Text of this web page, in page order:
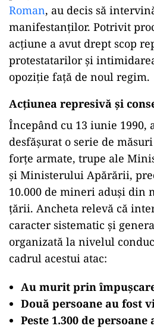
Roman, au decis să
manifestanților. Potrivit
acțiune a avut drept scop
protestatarilor și
opoziție față de noul regim.
Acțiunea represivă și
Începând cu 13 iunie 1990,
desfășurat o serie de
forțe armate, trupe ale
și Ministerului Apărării,
10.000 de mineri aduși din
țării. Ancheta relevă că
caracter sistematic și
organizată la nivelul
cadrul acestui atac:
Au murit prin
Două persoane au fost
Peste 1.300 de